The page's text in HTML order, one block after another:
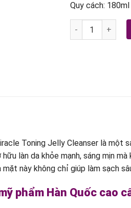
Quy cách: 180ml
Sữa Rửa Mặt
Toning Jelly Cleanser là
hữu làn da khỏe mạnh, sáng mịn
này không chỉ giúp làm sạch
phẩm Hàn Quốc cao